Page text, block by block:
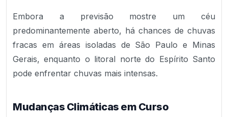
Embora a previsão mostre um céu
predominantemente aberto, há chances de chuvas
fracas em áreas isoladas de São Paulo e Minas
Gerais, enquanto o litoral norte do Espírito Santo
pode enfrentar chuvas mais intensas.
Mudanças Climáticas em Curso